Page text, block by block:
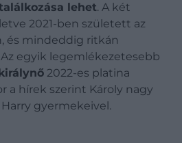
lehet. A két
2021-ben született az
és mindeddig ritkán
egyik legemlékezetesebb
2022-es platina
a hírek szerint Károly nagy
gyermekeivel.